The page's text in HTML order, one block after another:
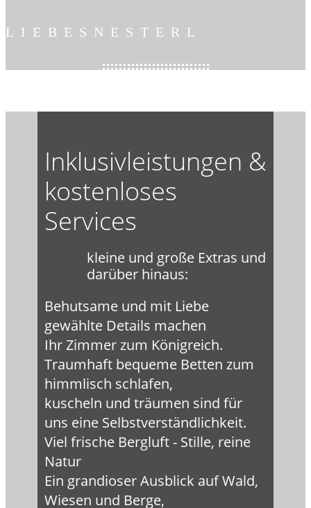
LIEBESNESTERL
Inklusivleistungen &
kostenloses
Services
kleine und große Extras und
darüber hinaus:
Behutsame und mit Liebe
gewählte Details machen
Ihr Zimmer zum Königreich.
Traumhaft bequeme Betten zum
himmlisch schlafen,
kuscheln und träumen sind für
uns eine Selbstverständlichkeit.
Viel frische Bergluft - Stille, reine
Natur
Ein grandioser Ausblick auf Wald,
Wiesen und Berge,